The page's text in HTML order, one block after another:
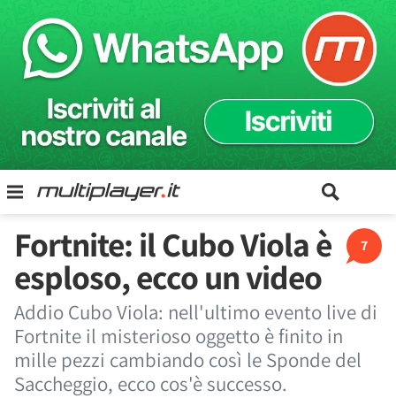
7
Fortnite: il Cubo Viola è
esploso, ecco un video
Addio Cubo Viola: nell'ultimo evento live di
Fortnite il misterioso oggetto è finito in
mille pezzi cambiando così le Sponde del
Saccheggio, ecco cos'è successo.